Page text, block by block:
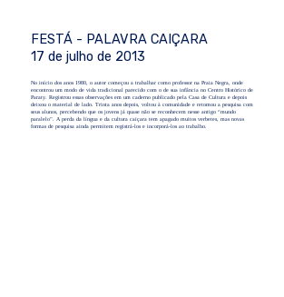
FESTÁ - PALAVRA CAIÇARA
No início dos anos 1980, o autor começou a trabalhar como professor na Praia Negra, onde
encontrou um modo de vida tradicional parecido com o de sua infância no Centro Histórico de
Paraty. Registrou essas observações em um caderno publicado pela Casa de Cultura e depois
deixou o material de lado. Trinta anos depois, voltou à comunidade e retomou a pesquisa com
seus alunos, percebendo que os jovens já quase não se reconhecem nesse antigo “mundo
paralelo”. A perda da língua e da cultura caiçara tem apagado muitos verbetes, mas novas
formas de pesquisa ainda permitem registrá-los e incorporá-los ao trabalho.
17 de julho de 2013